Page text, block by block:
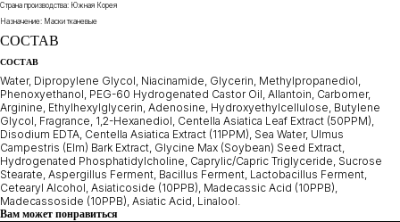
Страна производства: Южная Корея
Назначение: Маски тканевые
СОСТАВ
СОСТАВ
Water, Dipropylene Glycol, Niacinamide, Glycerin, Methylpropanediol,
Phenoxyethanol, PEG-60 Hydrogenated Castor Oil, Allantoin, Carbomer,
Arginine, Ethylhexylglycerin, Adenosine, Hydroxyethylcellulose, Butylene
Glycol, Fragrance, 1,2-Hexanediol, Centella Asiatica Leaf Extract (50PPM),
Disodium EDTA, Centella Asiatica Extract (11PPM), Sea Water, Ulmus
Campestris (Elm) Bark Extract, Glycine Max (Soybean) Seed Extract,
Hydrogenated Phosphatidylcholine, Caprylic/Capric Triglyceride, Sucrose
Stearate, Aspergillus Ferment, Bacillus Ferment, Lactobacillus Ferment,
Cetearyl Alcohol, Asiaticoside (10PPB), Madecassic Acid (10PPB),
Madecassoside (10PPB), Asiatic Acid, Linalool.
Вам может понравиться